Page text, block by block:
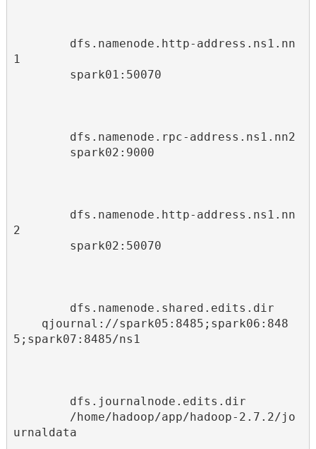
dfs.namenode.http-address.ns1.nn
1
spark01:50070
dfs.namenode.rpc-address.ns1.nn2
spark02:9000
dfs.namenode.http-address.ns1.nn
2
spark02:50070
dfs.namenode.shared.edits.dir
qjournal://spark05:8485;spark06:848
5;spark07:8485/ns1
dfs.journalnode.edits.dir
/home/hadoop/app/hadoop-2.7.2/jo
urnaldata